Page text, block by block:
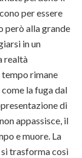
per essere
però alla grande
in un
realtà
rimane
la fuga dal
di
appassisce, il
e muore. La
trasforma così